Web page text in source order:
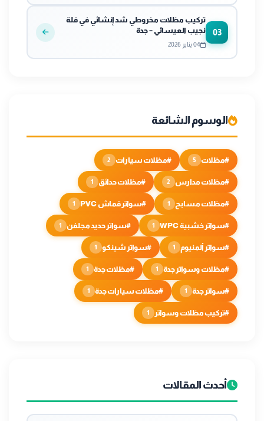
03
تركيب مظلات مخروطي شد إنشائي في فلة
نجيب العيسائي – جدة
04 يناير 2026
الوسوم الشائعة
#مظلات 5 #مظلات سيارات 2
#مظلات مدارس 2 #مظلات حدائق 1
#مظلات مسابح 1 #سواتر قماش PVC 1
#سواتر خشبية WPC 1 #سواتر حديد مجلفن 1
#سواتر ألمنيوم 1 #سواتر شينكو 1
#مظلات وسواتر جدة 1 #مظلات جدة 1
#سواتر جدة 1 #مظلات سيارات جدة 1
#تركيب مظلات وسواتر 1
أحدث المقالات